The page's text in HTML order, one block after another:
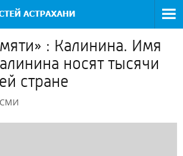
: Калинина. Имя
носят тысячи
стране
СМИ